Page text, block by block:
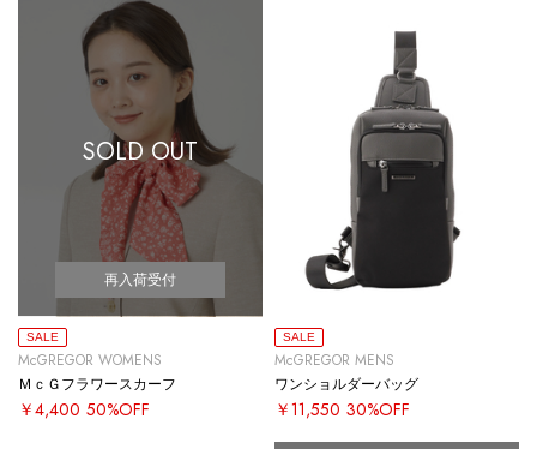
SOLD OUT
再入荷受付
SALE
McGREGOR WOMENS
ＭｃＧフラワースカーフ
￥4,400 50%OFF
SALE
McGREGOR MENS
ワンショルダーバッグ
￥11,550 30%OFF